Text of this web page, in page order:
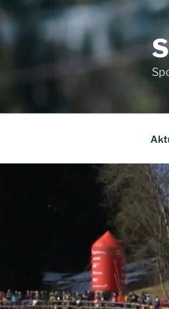
Zum
Inhalt
springen